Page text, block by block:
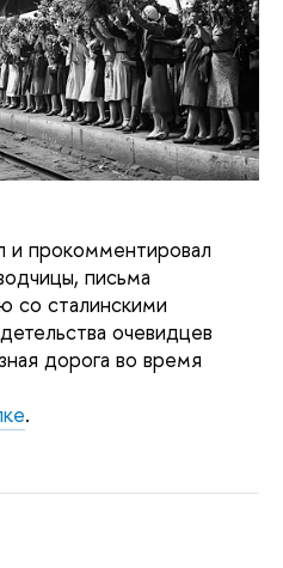
и прокомментировал
письма
со сталинскими
очевидцев
дорога во время
.